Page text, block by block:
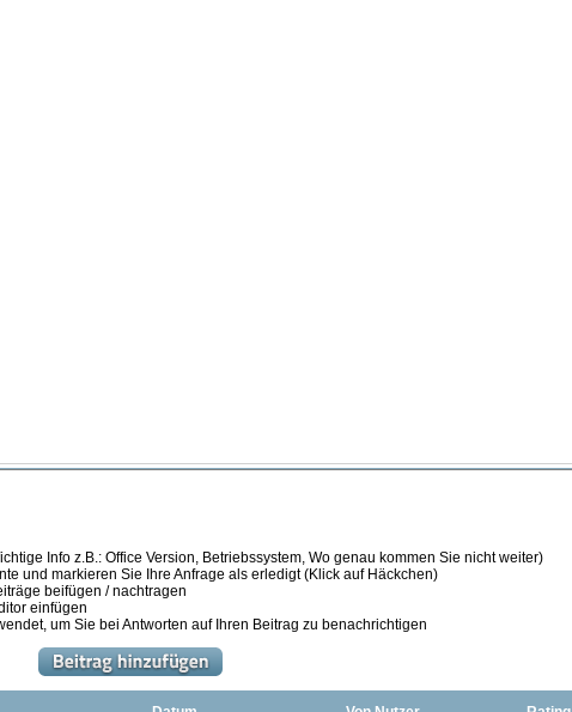
Info z.B.: Office Version, Betriebssystem, Wo genau kommen Sie nicht weiter)
und markieren Sie Ihre Anfrage als erledigt (Klick auf Häckchen)
beifügen / nachtragen
einfügen
um Sie bei Antworten auf Ihren Beitrag zu benachrichtigen